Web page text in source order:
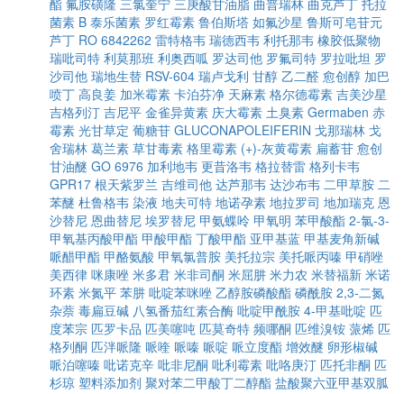
酯 氟胺磺隆 三氯奎宁 三庚酸甘油脂 曲普瑞林 曲克芦丁 托拉
菌素 B 泰乐菌素 罗红霉素 鲁伯斯塔 如氟沙星 鲁斯可皂苷元
芦丁 RO 6842262 雷特格韦 瑞德西韦 利托那韦 橡胶低聚物
瑞吡司特 利莫那班 利奥西呱 罗达司他 罗氟司特 罗拉吡坦 罗
沙司他 瑞地生替 RSV-604 瑞卢戈利 甘醇 乙二醛 愈创醇 加巴
喷丁 高良姜 加米霉素 卡泊芬净 天麻素 格尔德霉素 吉美沙星
吉格列汀 吉尼平 金雀异黄素 庆大霉素 土臭素 Germaben 赤
霉素 光甘草定 葡糖苷 GLUCONAPOLEIFERIN 戈那瑞林 戈
舍瑞林 葛兰素 草甘毒素 格里霉素 (+)-灰黄霉素 扁蓄苷 愈创
甘油醚 GO 6976 加利地韦 更昔洛韦 格拉替雷 格列卡韦
GPR17 根天紫罗兰 吉维司他 达芦那韦 达沙布韦 二甲草胺 二
苯醚 杜鲁格韦 染液 地夫可特 地诺孕素 地拉罗司 地加瑞克 恩
沙替尼 恩曲替尼 埃罗替尼 甲氨蝶呤 甲氧明 苯甲酸酯 2-氯-3-
甲氧基丙酸甲酯 甲酸甲酯 丁酸甲酯 亚甲基蓝 甲基麦角新碱
哌醋甲酯 甲酪氨酸 甲氧氯普胺 美托拉宗 美托哌丙嗪 甲硝唑
美西律 咪康唑 米多君 米非司酮 米屈肼 米力农 米替福新 米诺
环素 米氮平 苯肼 吡啶苯咪唑 乙醇胺磷酸酯 磷酰胺 2,3-二氮
杂萘 毒扁豆碱 八氢番茄红素合酶 吡啶甲酰胺 4-甲基吡啶 匹
度苯宗 匹罗卡品 匹美噻吨 匹莫奇特 频哪酮 匹维溴铵 蒎烯 匹
格列酮 匹泮哌隆 哌喹 哌嗪 哌啶 哌立度酯 增效醚 卵形椒碱
哌泊噻嗪 吡诺克辛 吡非尼酮 吡利霉素 吡咯庚汀 匹托非酮 匹
杉琼 塑料添加剂 聚对苯二甲酸丁二醇酯 盐酸聚六亚甲基双胍